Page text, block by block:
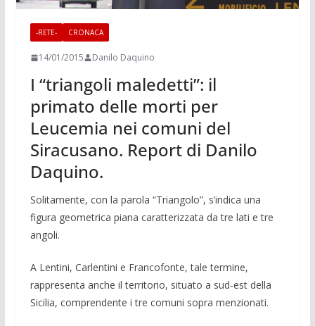
-RETE- CRONACA
14/01/2015 Danilo Daquino
I “triangoli maledetti”: il
primato delle morti per
Leucemia nei comuni del
Siracusano. Report di Danilo
Daquino.
Solitamente, con la parola “Triangolo”, s’indica una
figura geometrica piana caratterizzata da tre lati e tre
angoli.
A Lentini, Carlentini e Francofonte, tale termine,
rappresenta anche il territorio, situato a sud-est della
Sicilia, comprendente i tre comuni sopra menzionati.